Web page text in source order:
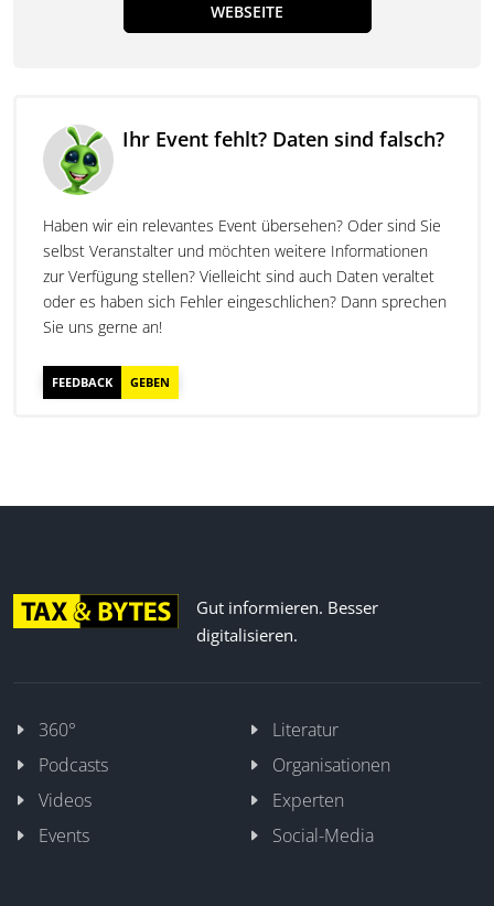
WEBSEITE
Ihr Event fehlt? Daten sind falsch?
Haben wir ein relevantes Event übersehen? Oder sind Sie
selbst Veranstalter und möchten weitere Informationen
zur Verfügung stellen? Vielleicht sind auch Daten veraltet
oder es haben sich Fehler eingeschlichen? Dann sprechen
Sie uns gerne an!
FEEDBACK GEBEN
Gut informieren. Besser
digitalisieren.
360°
Literatur
Podcasts
Organisationen
Videos
Experten
Events
Social-Media